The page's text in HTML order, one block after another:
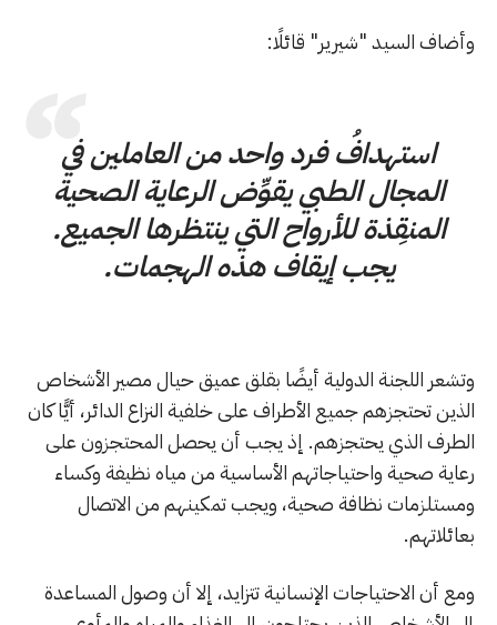
وأضاف السيد "شيرير" قائلًا:
استهدافُ فرد واحد من العاملين في
المجال الطبي يقوِّض الرعاية الصحية
المنقِذة للأرواح التي ينتظرها الجميع.
يجب إيقاف هذه الهجمات.
وتشعر اللجنة الدولية أيضًا بقلق عميق حيال مصير الأشخاص
الذين تحتجزهم جميع الأطراف على خلفية النزاع الدائر، أيًّا كان
الطرف الذي يحتجزهم. إذ يجب أن يحصل المحتجزون على
رعاية صحية واحتياجاتهم الأساسية من مياه نظيفة وكساء
ومستلزمات نظافة صحية، ويجب تمكينهم من الاتصال
بعائلاتهم.
ومع أن الاحتياجات الإنسانية تتزايد، إلا أن وصول المساعدة